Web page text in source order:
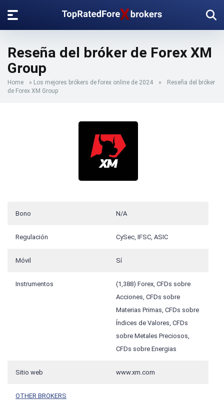
Reseña del bróker de Forex XM
Group
Home » Los mejores brókers de forex online de 2024 »
Reseña del bróker
de Forex XM Group
Bono N/A
Regulación CySec, IFSC, ASIC
Móvil Sí
Instrumentos
(1,388) Forex, CFDs sobre
Acciones, CFDs sobre
Materias Primas, CFDs sobre
Índices de Valores, CFDs
sobre Metales Preciosos,
CFDs sobre Energias
Sitio web www.xm.com
OTHER BROKERS